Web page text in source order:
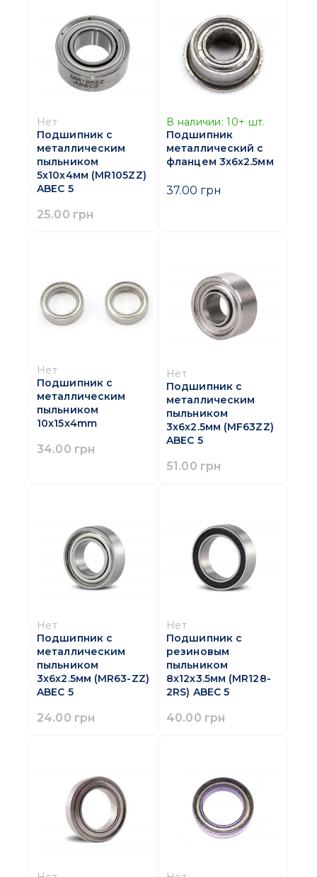
Нет
Подшипник с
металлическим
пыльником
5x10x4мм (MR105ZZ)
ABEC 5
25.00 грн
В наличии: 10+ шт.
Подшипник
металлический с
фланцем 3x6x2.5мм
37.00 грн
Нет
Подшипник с
металлическим
пыльником
10x15x4mm
34.00 грн
Нет
Подшипник с
металлическим
пыльником
3x6x2.5мм (MF63ZZ)
ABEC 5
51.00 грн
Нет
Подшипник с
металлическим
пыльником
3x6x2.5мм (MR63-ZZ)
ABEC 5
24.00 грн
Нет
Подшипник с
резиновым
пыльником
8x12x3.5мм (MR128-
2RS) ABEC 5
40.00 грн